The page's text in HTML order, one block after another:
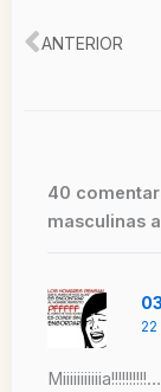
Ant
ANTERIOR
40
masculinas